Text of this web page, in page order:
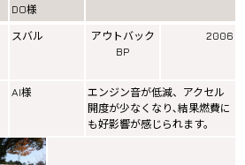
DO様
スバル
アウトバック
BP
2006
AI様
エンジン音が低減、アクセル
開度が少なくなり､結果燃費に
も好影響が感じられます。